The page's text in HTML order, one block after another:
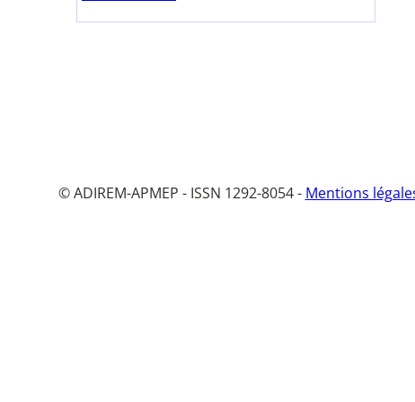
© ADIREM-APMEP - ISSN 1292-8054 - Mentions